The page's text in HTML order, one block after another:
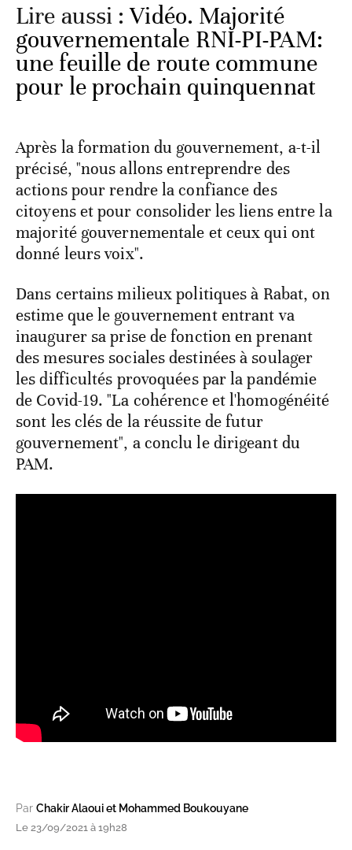
Lire aussi :Vidéo. Majorité
gouvernementale RNI-PI-PAM:
une feuille de route commune
pour le prochain quinquennat
Après la formation du gouvernement, a-t-il
précisé, "nous allons entreprendre des
actions pour rendre la confiance des
citoyens et pour consolider les liens entre la
majorité gouvernementale et ceux qui ont
donné leurs voix".
Dans certains milieux politiques à Rabat, on
estime que le gouvernement entrant va
inaugurer sa prise de fonction en prenant
des mesures sociales destinées à soulager
les difficultés provoquées par la pandémie
de Covid-19. "La cohérence et l'homogénéité
sont les clés de la réussite de futur
gouvernement", a conclu le dirigeant du
PAM.
Par Chakir Alaoui et Mohammed Boukouyane
Le 23/09/2021 à 19h28